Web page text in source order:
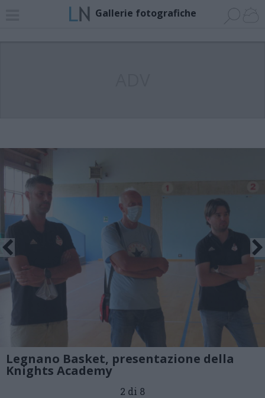
Gallerie fotografiche
Legnano Basket, presentazione della
Knights Academy
2 di 8